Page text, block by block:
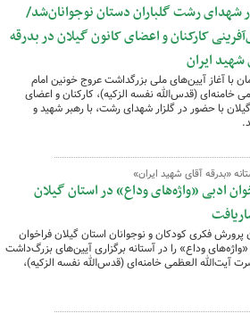
شهدای رشت گلباران دستان نوجوانان‌شد/
کارکنان و اعضای کانون گیلان در بدرقه
شهید ایران
با آغاز آیین‌های ملی بزرگداشت عروج خونین امام
خامنه‌ای (قدس‌الله نفسه الزکیه)، کارکنان و اعضای
با حضور در گلزار شهدای رشت، با رهبر شهید و
«بدرقه آقای شهید ایران»
ادبی «واژه‌های وداع» در استان گیلان
پرورش فکری کودکان و نوجوانان استان گیلان فراخوان
وداع» را در آستانه برگزاری آیین‌های بزرگ‌داشت
آیت‌الله العظمی خامنه‌ای (قدس‌الله نفسه الزکیه)،